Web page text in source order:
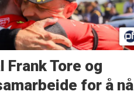
Frank Tore og
for å nå